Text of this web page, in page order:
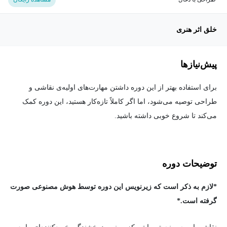
خلق اثر هنری
پیش‌نیاز‌ها
برای استفاده بهتر از این دوره داشتن مهارت‌های اولیه‌ی نقاشی و
طراحی توصیه می‌شود، اما اگر کاملاً تازه‌کار هستید، این دوره کمک
می‌کند تا شروع خوبی داشته باشید.
توضیحات دوره
*لازم به ذکر است که زیرنویس این دوره توسط هوش مصنوعی صورت
گرفته است.*